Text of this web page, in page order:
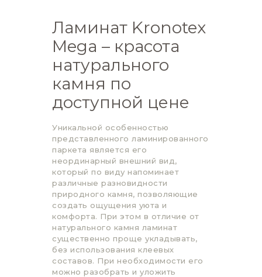
Ламинат Kronotex
Mega – красота
натурального
камня по
доступной цене
Уникальной особенностью
представленного ламинированного
паркета является его
неординарный внешний вид,
который по виду напоминает
различные разновидности
природного камня, позволяющие
создать ощущения уюта и
комфорта. При этом в отличие от
натурального камня ламинат
существенно проще укладывать,
без использования клеевых
составов. При необходимости его
можно разобрать и уложить